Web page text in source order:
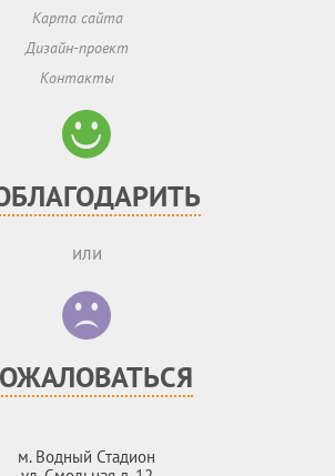
Карта сайта
Дизайн-проект
Контакты
или
м. Водный Стадион